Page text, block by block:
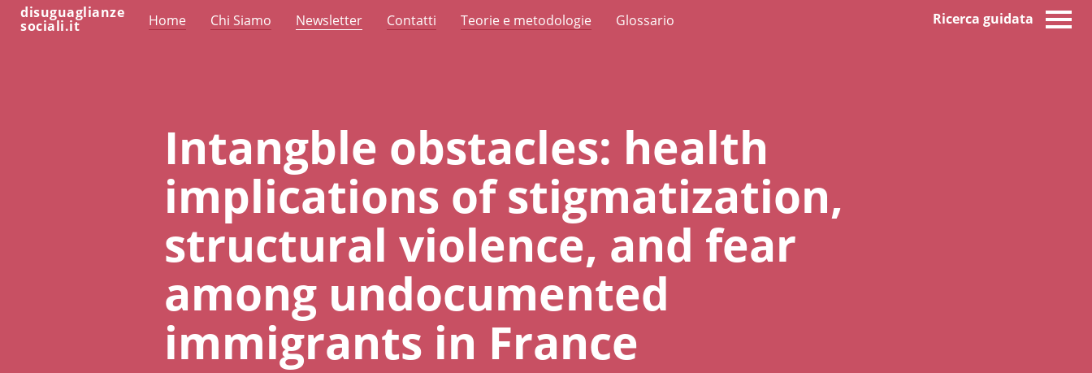
disuguaglianze
sociali.it Home Chi Siamo Newsletter Contatti Teorie e metodologie Glossario Ricerca guidata
Intangble obstacles: health
implications of stigmatization,
structural violence, and fear
among undocumented
immigrants in France